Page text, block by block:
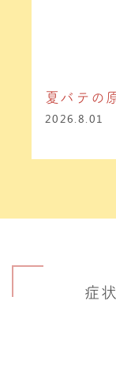
夏バテの
2026.8.01
症